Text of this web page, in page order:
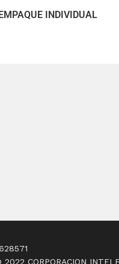
INDIVIDUAL
CORPORACION